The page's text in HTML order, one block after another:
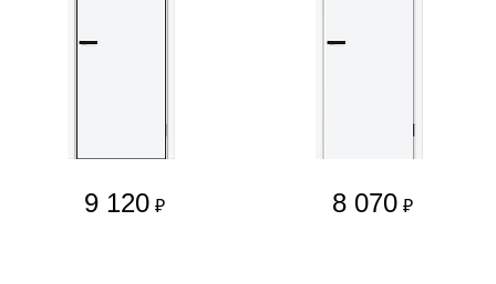
9 120 ₽ 8 070 ₽